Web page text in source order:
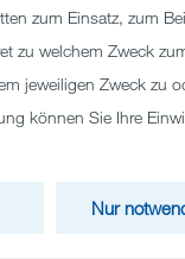
zum Einsatz, zum
zu welchem Zweck
jeweiligen Zweck zu
können Sie Ihre
Nur
Klinik für Kinder- und
statt.
Gebackenes
dürfen an einem
der Klinik für Kinder